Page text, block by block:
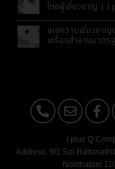
โดยผู้เชี่ยวชาญ | I
เผยความเชี่ยวชา
เครื่องสำอางมาตร
I plus Q
Address, 9/1 Soi
Nonthaburi